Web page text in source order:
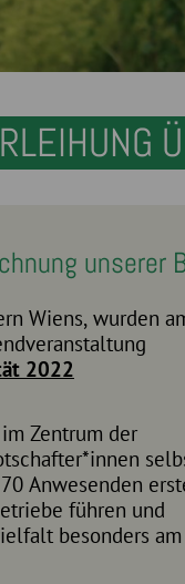
Wiens, wurden
2022
Zentrum der
Anwesenden
führen und
besonders am